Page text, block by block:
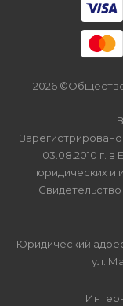
2026
03.08.2010 г.
юридических и
Юридический
ул.